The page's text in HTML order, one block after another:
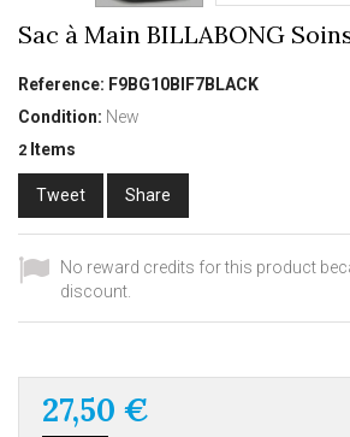
Sac à Main BILLABONG
Reference: F9BG10BIF7BLACK
Condition: New
2 Items
Tweet Share
No reward credits for this product
discount.
27,50 €